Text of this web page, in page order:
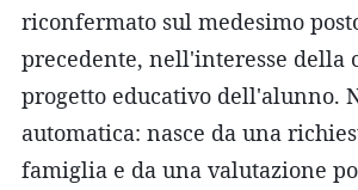
riconfermato sul medesimo
precedente, nell'interesse della
progetto educativo dell'alunno.
automatica: nasce da una
famiglia e da una valutazione